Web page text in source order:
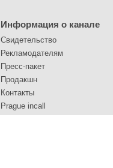
Информация о канале
Свидетельство
Рекламодателям
Пресс-пакет
Продакшн
Контакты
Prague incall